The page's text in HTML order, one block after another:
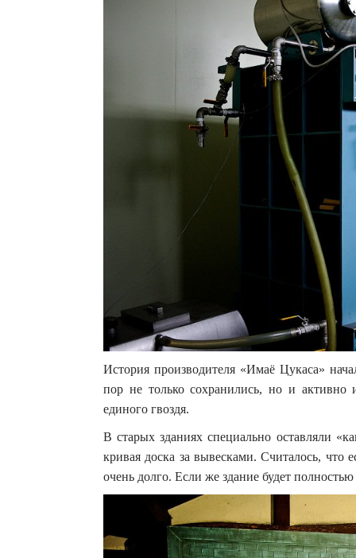
История производителя «Имаё Цукаса»
пор не только сохранились, но и активно
единого гвоздя.
В старых зданиях специально оставляли
кривая доска за вывесками. Считалось, что
очень долго. Если же здание будет